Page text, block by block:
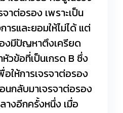
าต่อรอง เพราะเป็น
รและยอมให้ไม่ได้ แต่
งมีปัญหาตึงเครียด
หัวข้อที่เป็นเกรด B ซึ่ง
อให้การเจรจาต่อรอง
นกลับมาเจรจาต่อรอง
างอีกครั้งหนึ่ง เมื่อ